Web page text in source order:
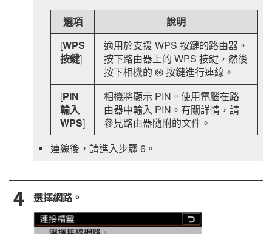
選項
說明
[WPS
按鍵]
適用於支援 WPS 按鍵的路由器。
按下路由器上的 WPS 按鍵，然後
按下相機的 J 按鍵進行連線。
[PIN
輸入
WPS]
相機將顯示 PIN。使用電腦在路
由器中輸入 PIN。有關詳情，請
參見路由器隨附的文件。
連線後，請進入步驟 6。
選擇網路。